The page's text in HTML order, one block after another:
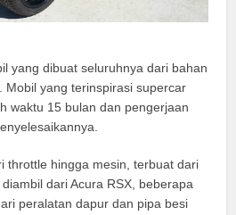
yang dibuat seluruhnya dari bahan
Mobil yang terinspirasi supercar
waktu 15 bulan dan pengerjaan
throttle hingga mesin, terbuat dari
dari Acura RSX, beberapa
peralatan dapur dan pipa besi